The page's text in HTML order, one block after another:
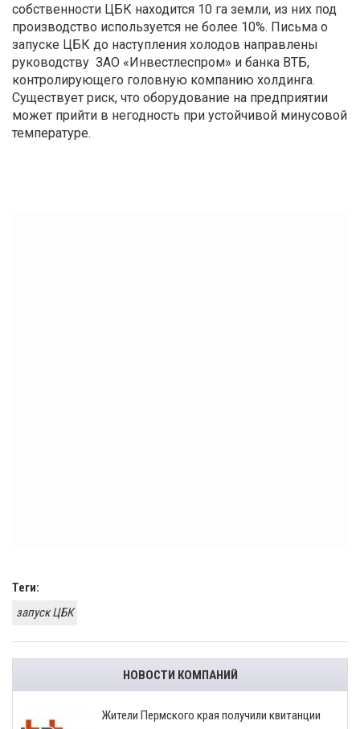
собственности ЦБК находится 10 га земли, из них под
производство используется не более 10%. Письма о
запуске ЦБК до наступления холодов направлены
руководству ЗАО «Инвестлеспром» и банка ВТБ,
контролирующего головную компанию холдинга.
Существует риск, что оборудование на предприятии
может прийти в негодность при устойчивой минусовой
температуре.
Теги:
запуск ЦБК
НОВОСТИ КОМПАНИЙ
​Жители Пермского края получили квитанции